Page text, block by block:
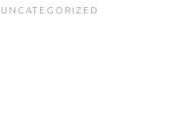
UNCATEGORIZED